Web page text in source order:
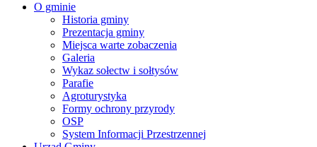
O gminie
Historia gminy
Prezentacja gminy
Miejsca warte zobaczenia
Galeria
Wykaz sołectw i sołtysów
Parafie
Agroturystyka
Formy ochrony przyrody
OSP
System Informacji Przestrzennej